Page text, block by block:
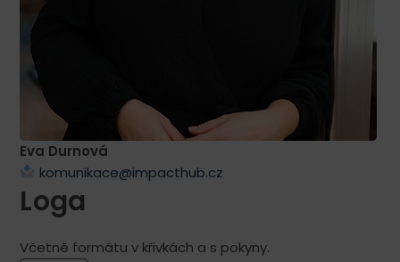
Eva Durnová
komunikace@impacthub.cz
Loga
Včetně formátu v křivkách a s pokyny.